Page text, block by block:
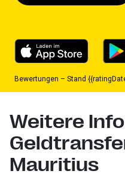
Bewertungen – Stand
Weitere
Mauritius